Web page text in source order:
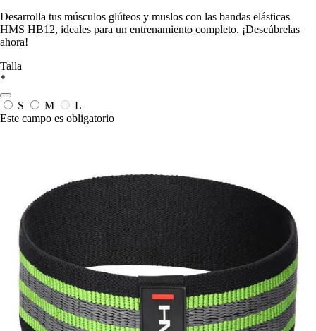
Desarrolla tus músculos glúteos y muslos con las bandas elásticas
HMS HB12, ideales para un entrenamiento completo. ¡Descúbrelas
ahora!
Talla
*
S M
L
Este campo es obligatorio